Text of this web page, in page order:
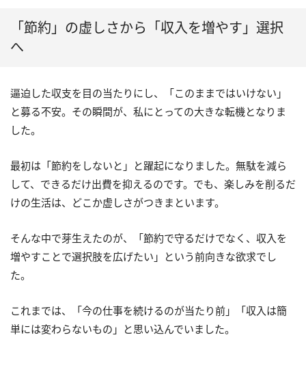
「節約」の虚しさから「収入を増やす」選択
へ
逼迫した収支を目の当たりにし、「このままではいけない」
と募る不安。その瞬間が、私にとっての大きな転機となりま
した。
最初は「節約をしないと」と躍起になりました。無駄を減ら
して、できるだけ出費を抑えるのです。でも、楽しみを削るだ
けの生活は、どこか虚しさがつきまといます。
そんな中で芽生えたのが、「節約で守るだけでなく、収入を
増やすことで選択肢を広げたい」という前向きな欲求でし
た。
これまでは、「今の仕事を続けるのが当たり前」「収入は簡
単には変わらないもの」と思い込んでいました。